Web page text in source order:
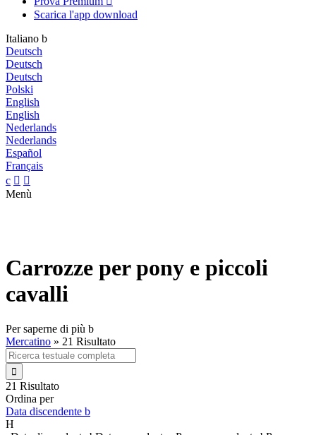
Scarica l'app download
Italiano b
Deutsch
Deutsch
Deutsch
Polski
English
English
Nederlands
Nederlands
Español
Français
c  
Menù
Carrozze per pony e piccoli
cavalli
Per saperne di più b
Mercatino » 21 Risultato

21 Risultato
Ordina per
Data discendente b
H